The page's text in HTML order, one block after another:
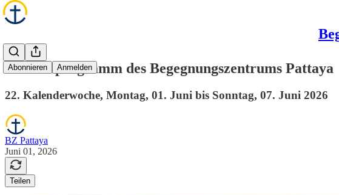
Abonnieren Anmelden
Wochenprogramm des Begegnungszentrums Pattaya
22. Kalenderwoche, Montag, 01. Juni bis Sonntag, 07. Juni 2026
BZ Pattaya
Juni 01, 2026
Teilen